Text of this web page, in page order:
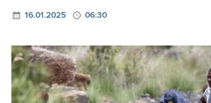
16.01.2025 06:30